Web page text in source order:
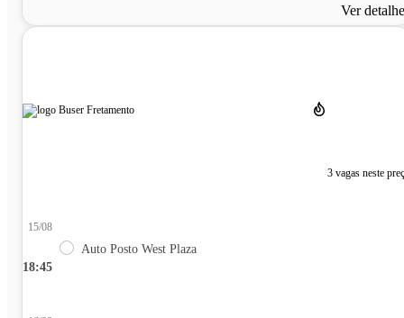
Ver
3 vagas neste
18:45
15/08
Auto Posto West Plaza